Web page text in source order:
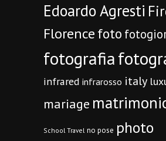
Edoardo Agresti
Florencefoto
fotografia
infrared infrarosso italy
mariage
School Travel no pose photo